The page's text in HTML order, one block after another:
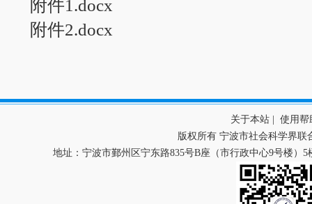
附件1.docx
附件2.docx
关于本站
使用帮
版权所有 宁波市社会科学界
地址：宁波市鄞州区宁东路835号B座（市行政中心9号楼）5